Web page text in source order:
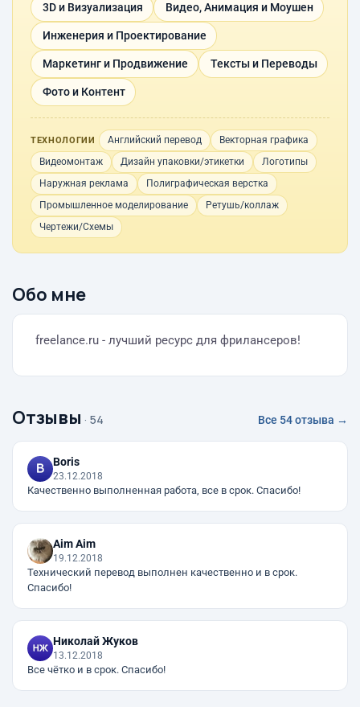
3D и Визуализация Видео, Анимация и Моушен
Инженерия и Проектирование
Маркетинг и Продвижение Тексты и Переводы
Фото и Контент
ТЕХНОЛОГИИ Английский перевод
Векторная графика
Видеомонтаж
Дизайн упаковки/этикетки
Логотипы
Наружная реклама
Полиграфическая верстка
Промышленное моделирование
Ретушь/коллаж
Чертежи/Схемы
Обо мне
freelance.ru - лучший ресурс для фрилансеров!
Отзывы · 54 Все 54 отзыва →
Boris
23.12.2018
Качественно выполненная работа, все в срок. Спасибо!
Aim Aim
19.12.2018
Технический перевод выполнен качественно и в срок.
Спасибо!
Николай Жуков
13.12.2018
Все чётко и в срок. Спасибо!